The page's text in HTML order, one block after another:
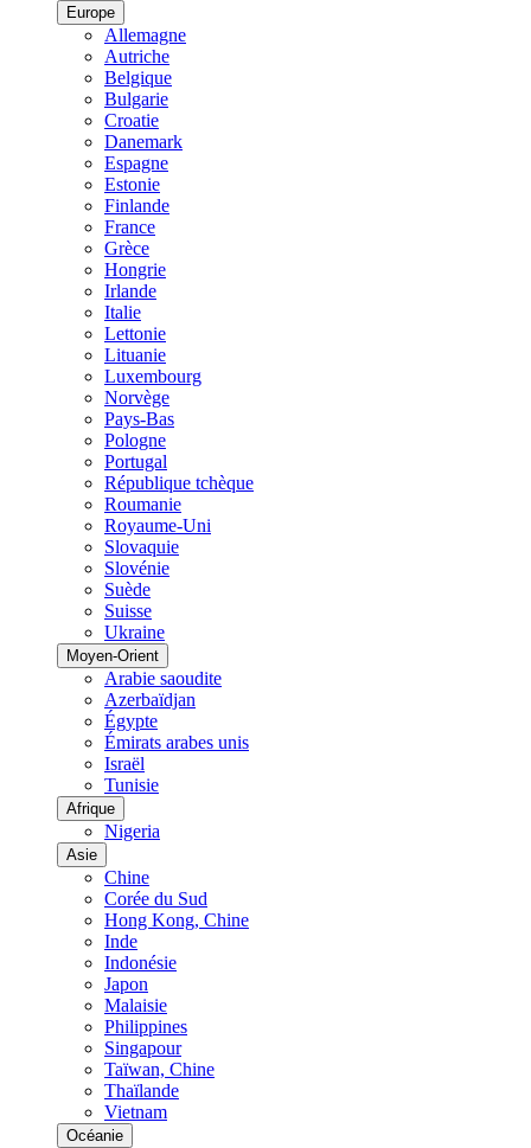
Europe
Allemagne
Autriche
Belgique
Bulgarie
Croatie
Danemark
Espagne
Estonie
Finlande
France
Grèce
Hongrie
Irlande
Italie
Lettonie
Lituanie
Luxembourg
Norvège
Pays-Bas
Pologne
Portugal
République tchèque
Roumanie
Royaume-Uni
Slovaquie
Slovénie
Suède
Suisse
Ukraine
Moyen-Orient
Arabie saoudite
Azerbaïdjan
Égypte
Émirats arabes unis
Israël
Tunisie
Afrique
Nigeria
Asie
Chine
Corée du Sud
Hong Kong, Chine
Inde
Indonésie
Japon
Malaisie
Philippines
Singapour
Taïwan, Chine
Thaïlande
Vietnam
Océanie